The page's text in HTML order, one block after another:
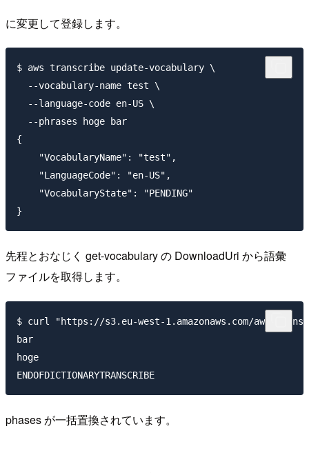
に変更して登録します。
$ aws transcribe update-vocabulary \
  --vocabulary-name test \
  --language-code en-US \
  --phrases hoge bar
{
    "VocabularyName": "test",
    "LanguageCode": "en-US",
    "VocabularyState": "PENDING"
先程とおなじく get-vocabulary の DownloadUri から語彙
ファイルを取得します。
$ curl "https://s3.eu-west-1.amazonaws.com/aws-
bar
hoge
phases が一括置換されています。